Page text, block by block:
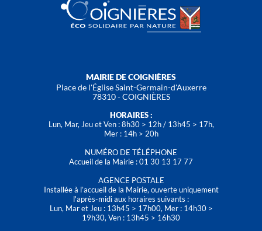
MAIRIE DE COIGNIÈRES
Place de l'Église Saint-Germain-d'Auxerre
78310 - COIGNIÈRES
HORAIRES :
Lun, Mar, Jeu et Ven : 8h30 > 12h / 13h45 > 17h,
Mer : 14h > 20h
NUMÉRO DE TÉLÉPHONE
Accueil de la Mairie : 01 30 13 17 77
AGENCE POSTALE
Installée à l’accueil de la Mairie, ouverte uniquement
l'après-midi aux horaires suivants :
Lun, Mar et Jeu : 13h45 > 17h00, Mer : 14h30 >
19h30, Ven : 13h45 > 16h30